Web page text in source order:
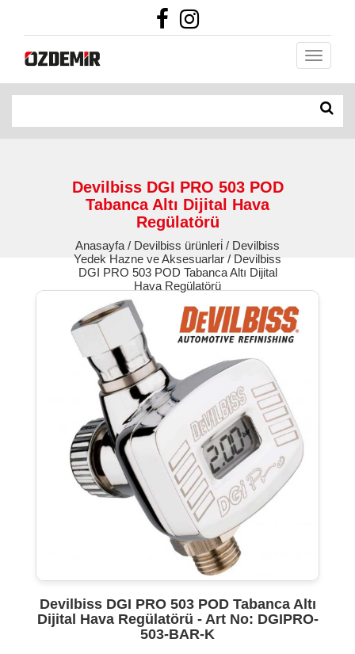
Devilbiss DGI PRO 503 POD
Tabanca Altı Dijital Hava
Regülatörü
Anasayfa / Devilbiss ürünleri̇ / Devilbiss
Yedek Hazne ve Aksesuarlar / Devilbiss
DGI PRO 503 POD Tabanca Altı Dijital
Hava Regülatörü
Devilbiss DGI PRO 503 POD Tabanca Altı
Dijital Hava Regülatörü - Art No: DGIPRO-
503-BAR-K